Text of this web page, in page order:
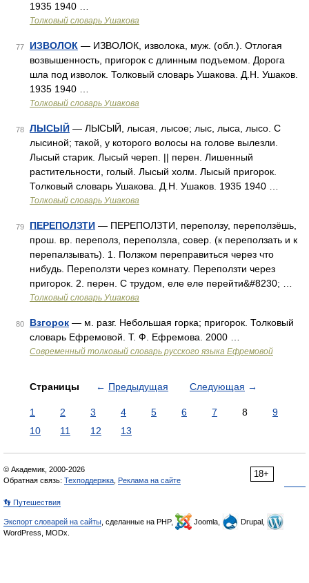
1935 1940 …
Толковый словарь Ушакова
77 ИЗВОЛОК — ИЗВОЛОК, изволока, муж. (обл.). Отлогая
возвышенность, пригорок с длинным подъемом. Дорога
шла под изволок. Толковый словарь Ушакова. Д.Н. Ушаков.
1935 1940 …
Толковый словарь Ушакова
78 ЛЫСЫЙ — ЛЫСЫЙ, лысая, лысое; лыс, лыса, лысо. С
лысиной; такой, у которого волосы на голове вылезли.
Лысый старик. Лысый череп. || перен. Лишенный
растительности, голый. Лысый холм. Лысый пригорок.
Толковый словарь Ушакова. Д.Н. Ушаков. 1935 1940 …
Толковый словарь Ушакова
79 ПЕРЕПОЛЗТИ — ПЕРЕПОЛЗТИ, переползу, переползёшь,
прош. вр. переполз, переползла, совер. (к переползать и к
перепалзывать). 1. Ползком переправиться через что
нибудь. Переползти через комнату. Переползти через
пригорок. 2. перен. С трудом, еле еле перейти&#8230; …
Толковый словарь Ушакова
80 Взгорок — м. разг. Небольшая горка; пригорок. Толковый
словарь Ефремовой. Т. Ф. Ефремова. 2000 …
Современный толковый словарь русского языка Ефремовой
Страницы ← Предыдущая Следующая →
1 2 3 4 5 6 7 8
9
10
11 12 13
18+
© Академик, 2000-2026
Обратная связь: Техподдержка Реклама на сайте
👣 Путешествия
Экспорт словарей на сайты , сделанные на PHP, Joomla,
Drupal,
WordPress, MODx.